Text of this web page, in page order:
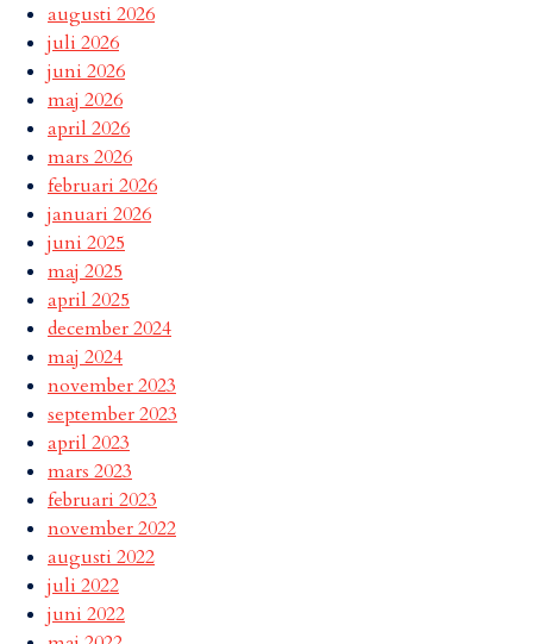
augusti 2026
juli 2026
juni 2026
maj 2026
april 2026
mars 2026
februari 2026
januari 2026
juni 2025
maj 2025
april 2025
december 2024
maj 2024
november 2023
september 2023
april 2023
mars 2023
februari 2023
november 2022
augusti 2022
juli 2022
juni 2022